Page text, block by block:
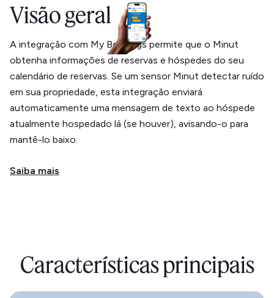
Visão geral
A integração com My Bookings permite que o Minut
obtenha informações de reservas e hóspedes do seu
calendário de reservas. Se um sensor Minut detectar ruído
em sua propriedade, esta integração enviará
automaticamente uma mensagem de texto ao hóspede
atualmente hospedado lá (se houver), avisando-o para
mantê-lo baixo.
Saiba mais
Características principais